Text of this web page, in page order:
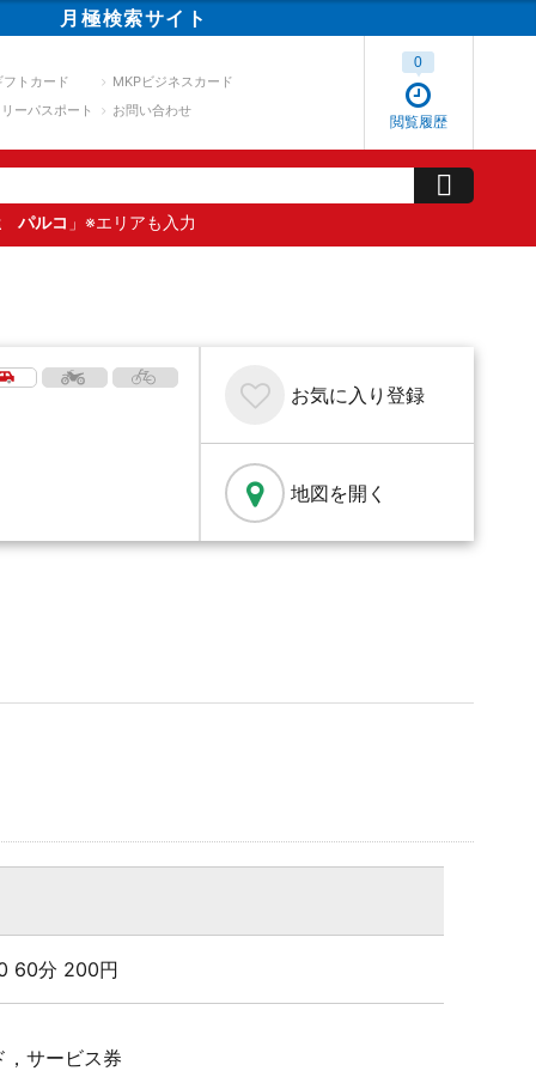
月極検索サイト
フトカード
MKPビジネスカード
ーパスポート
お問い合わせ
閲覧履歴
0
パルコ 」※エリアも入力
お気に入り 登録
地図を開く
60分 200円
サービス券